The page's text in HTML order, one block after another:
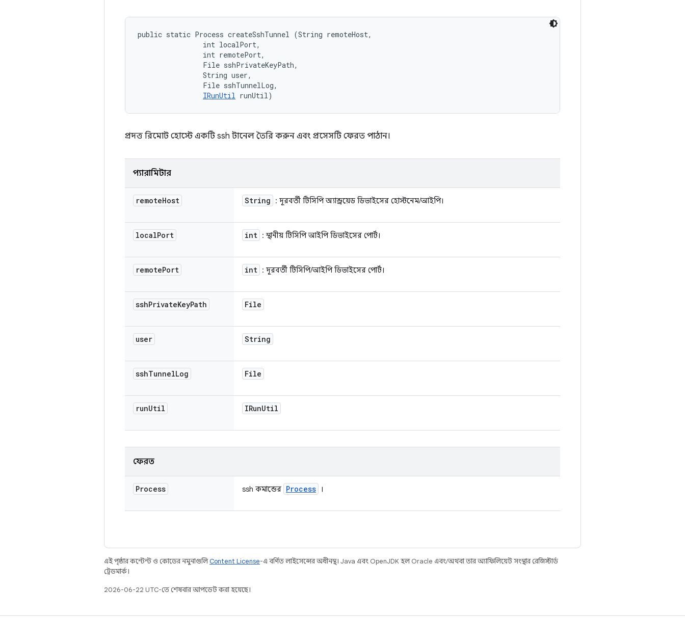
public static Process createSshTunnel (String remoteHost,
                int localPort,
                int remotePort,
                File sshPrivateKeyPath,
                String user,
                File sshTunnelLog,
IRunUtil runUtil)
প্রদত্ত রিমোট হোস্টে একটি ssh টানেল তৈরি করুন এবং প্রসেসটি ফেরত পাঠান।
প্যারামিটার
remoteHost String : দূরবর্তী টিসিপি অ্যান্ড্রয়েড ডিভাইসের হোস্টনেম/আইপি।
localPort int : স্থানীয় টিসিপি আইপি ডিভাইসের পোর্ট।
remotePort int : দূরবর্তী টিসিপি/আইপি ডিভাইসের পোর্ট।
sshPrivateKeyPath File
user String
sshTunnelLog File
runUtil IRunUtil
ফেরত
Process ssh কমান্ডের Process ।
এই পৃষ্ঠার কন্টেন্ট ও কোডের নমুনাগুলিContent License-এ বর্ণিত লাইসেন্সের অধীনস্থ। Java এবং OpenJDK হল Oracle এবং/অথবা তার অ্যাফিলিয়েট সংস্থার রেজিস্টার্ড
ট্রেডমার্ক।
2026-06-22 UTC-তে শেষবার আপডেট করা হয়েছে।